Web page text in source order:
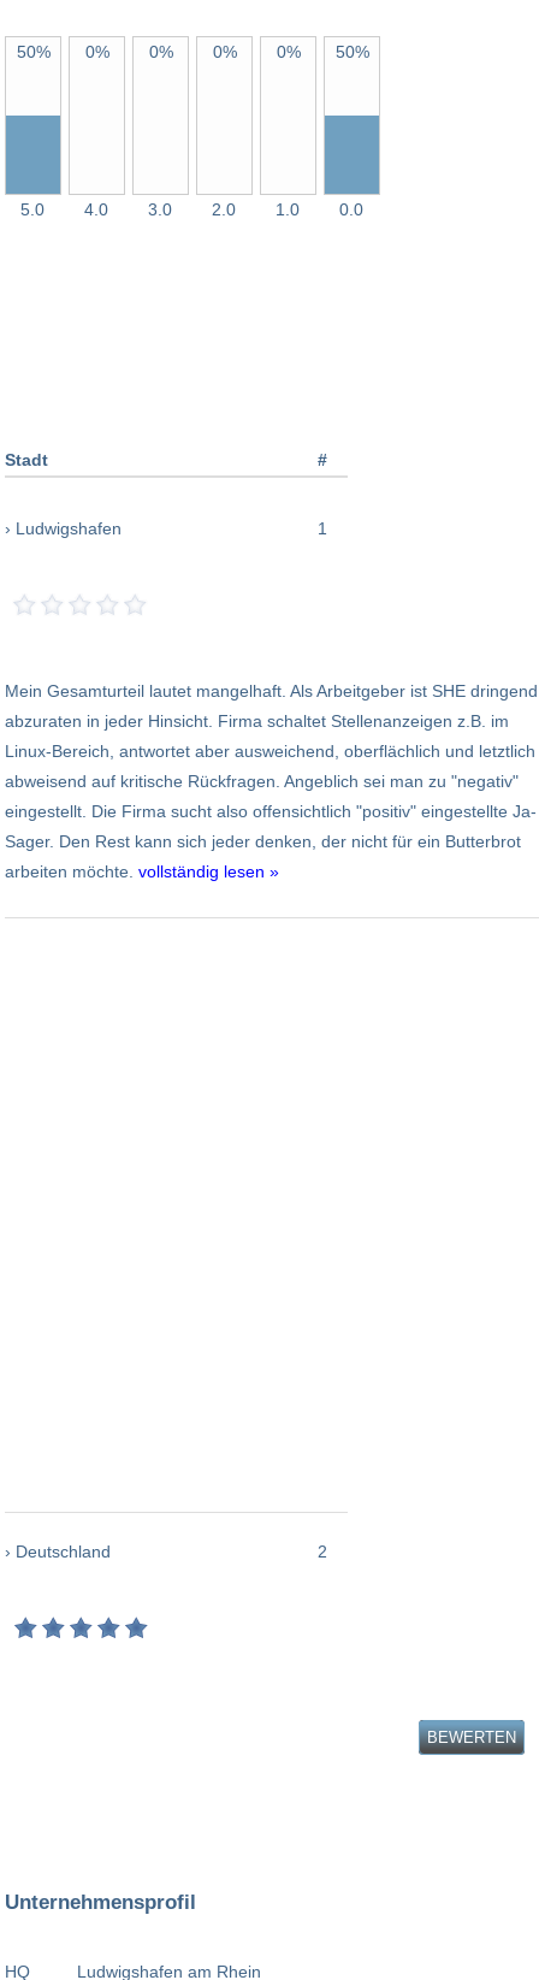
50%
5.0
0%
4.0
0%
3.0
0%
2.0
0%
1.0
50%
0.0
Stadt #
› Ludwigshafen 1
Mein Gesamturteil lautet mangelhaft. Als Arbeitgeber ist SHE dringend
abzuraten in jeder Hinsicht. Firma schaltet Stellenanzeigen z.B. im
Linux-Bereich, antwortet aber ausweichend, oberflächlich und letztlich
abweisend auf kritische Rückfragen. Angeblich sei man zu "negativ"
eingestellt. Die Firma sucht also offensichtlich "positiv" eingestellte Ja-
Sager. Den Rest kann sich jeder denken, der nicht für ein Butterbrot
arbeiten möchte. vollständig lesen »
› Deutschland 2
BEWERTEN
Unternehmensprofil
HQ Ludwigshafen am Rhein